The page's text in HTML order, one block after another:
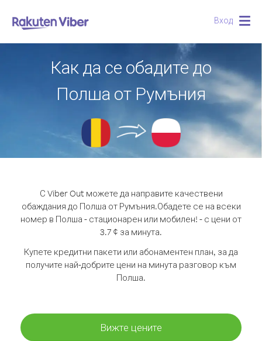
Вход
Как да се обадите до
Полша от Румъния
С Viber Out можете да направите качествени
обаждания до Полша от Румъния.Обадете се на всеки
номер в Полша - стационарен или мобилен! - с цени от
3.7 ¢ за минута.
Купете кредитни пакети или абонаментен план, за да
получите най-добрите цени на минута разговор към
Полша.
Вижте цените